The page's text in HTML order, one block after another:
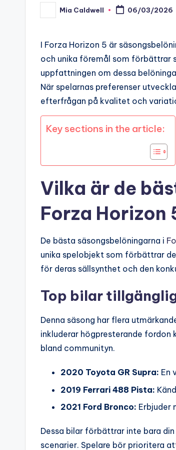
Posted
by
Mia Caldwell 06/03/2026
I Forza Horizon 5 är
och unika föremål som förbättrar
uppfattningen om dessa
När spelarnas preferenser
efterfrågan på kvalitet och
Key sections in the article:
Vilka är de
Forza Horizon
De bästa säsongsbelöningarna i
unika spelobjekt som förbättrar
för deras sällsynthet och den
Top bilar
Denna säsong har flera
inkluderar högpresterande
bland communityn.
2020 Toyota GR Supra: En
2019 Ferrari 488 Pista:
2021 Ford Bronco: Erbjuder
Dessa bilar förbättrar inte bara
scenarier. Spelare bör prioritera